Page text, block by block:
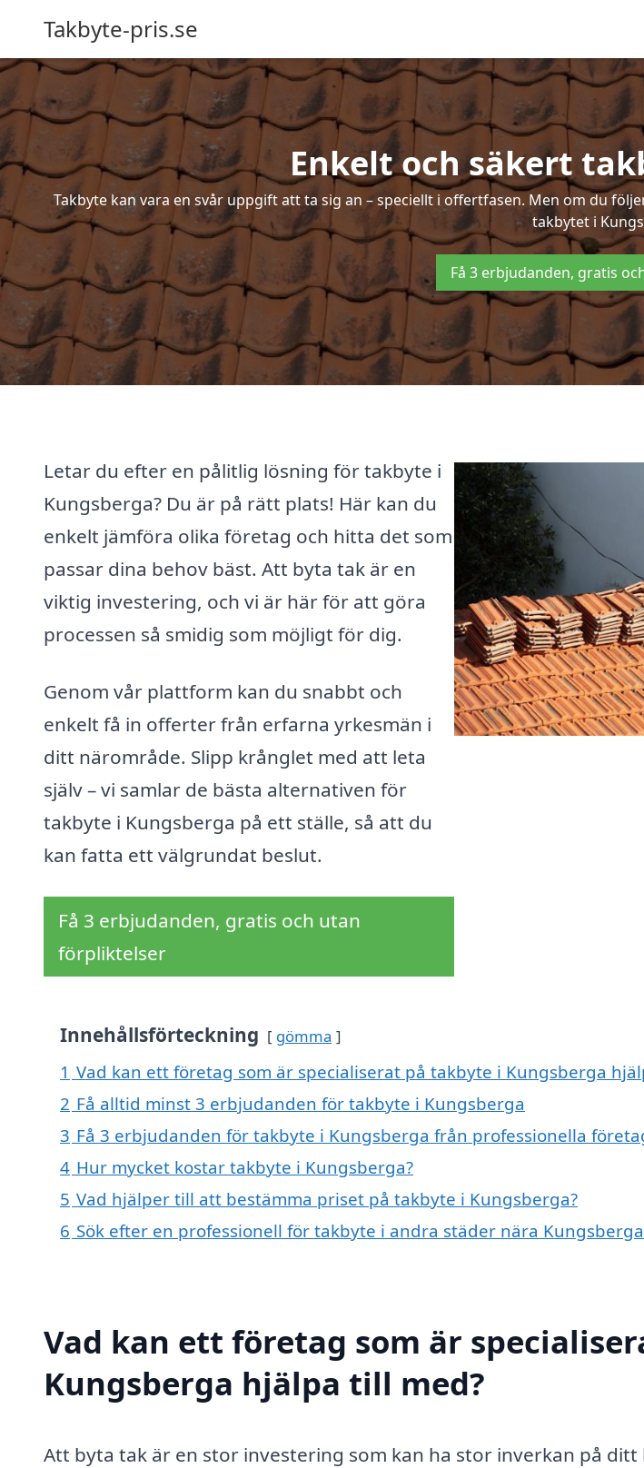
Takbyte-pris.se
Enkelt och säkert
Takbyte kan vara en svår uppgift att ta sig an – speciellt i offertfasen. Men om du
takbytet i
Få 3 erbjudanden, gratis
Letar du efter en pålitlig lösning för takbyte i
Kungsberga? Du är på rätt plats! Här kan du
enkelt jämföra olika företag och hitta det som
passar dina behov bäst. Att byta tak är en
viktig investering, och vi är här för att göra
processen så smidig som möjligt för dig.
Genom vår plattform kan du snabbt och
enkelt få in offerter från erfarna yrkesmän i
ditt närområde. Slipp krånglet med att leta
själv – vi samlar de bästa alternativen för
takbyte i Kungsberga på ett ställe, så att du
kan fatta ett välgrundat beslut.
Få 3 erbjudanden, gratis och utan
förpliktelser
Innehållsförteckning gömma
1 Vad kan ett företag som är specialiserat på takbyte i Kungsberga
2 Få alltid minst 3 erbjudanden för takbyte i Kungsberga
3 Få 3 erbjudanden för takbyte i Kungsberga från professionella
4 Hur mycket kostar takbyte i Kungsberga?
5 Vad hjälper till att bestämma priset på takbyte i Kungsberga?
6 Sök efter en professionell för takbyte i andra städer nära Kungsberga
Vad kan ett företag som är
Kungsberga hjälpa till med?
Att byta tak är en stor investering som kan ha stor inverkan på ditt